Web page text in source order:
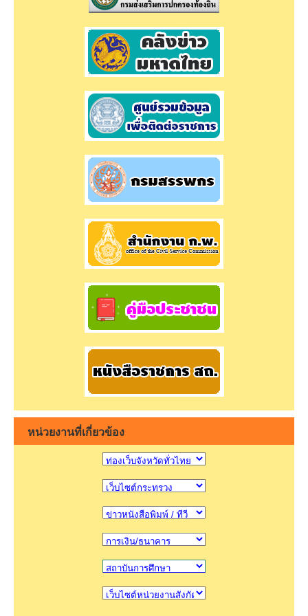
หน่วยงานที่เกี่ยวข้อง